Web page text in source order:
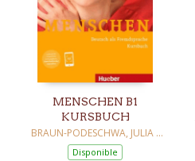
MENSCHEN B1
KURSBUCH
BRAUN-PODESCHWA, JULIA /
HABERSACK, CHARLOTTE /
PUDE,ANG
Disponible